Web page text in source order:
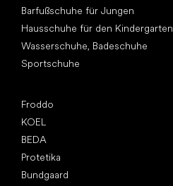
Barfußschuhe für Jungen
Hausschuhe für den Kindergarten
Wasserschuhe, Badeschuhe
Sportschuhe
Froddo
KOEL
BEDA
Protetika
Bundgaard